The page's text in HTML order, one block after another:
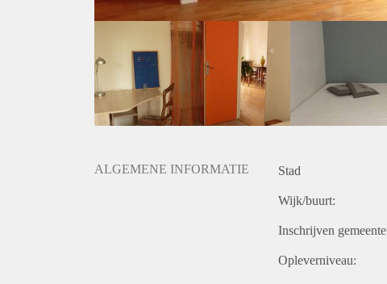
ALGEMENE INFORMATIE Stad
Wijk/buurt:
Inschrijven
Opleverniveau: